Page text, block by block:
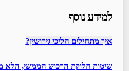
למידע נוסף
איך מתחילים הליכי גירושין?
שיטות חלוקת הרכוש הממשי, הלא